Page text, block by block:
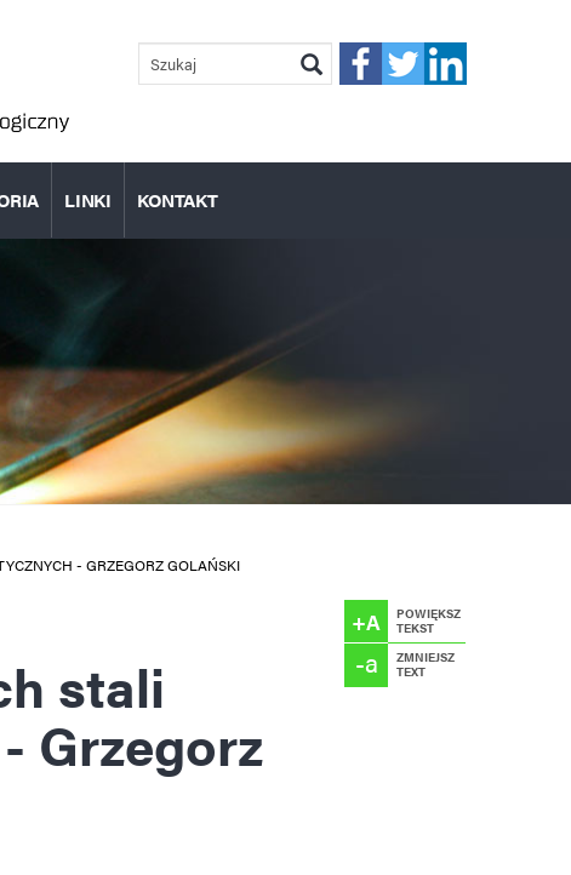
FORMULARZ
WYSZUKIWANIA
LINKI KONTAKT
- GRZEGORZ GOLAŃSKI
+A
POWIĘKSZ
TEKST
-a
ZMNIEJSZ
TEXT
stali
Grzegorz